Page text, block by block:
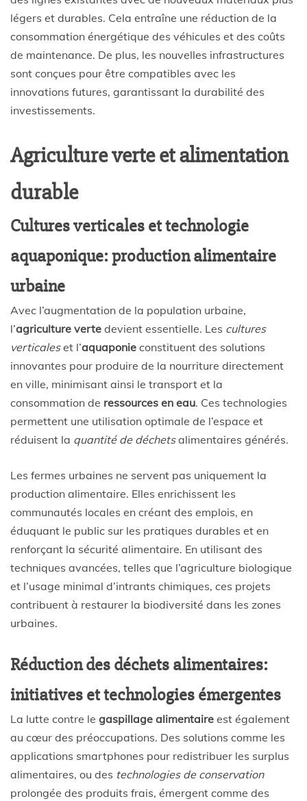
légers et durables. Cela entraîne une réduction de la
consommation énergétique des véhicules et des coûts
de maintenance. De plus, les nouvelles infrastructures
sont conçues pour être compatibles avec les
innovations futures, garantissant la durabilité des
investissements.
Agriculture verte et alimentation
durable
Cultures verticales et technologie
aquaponique: production alimentaire
urbaine
Avec l’augmentation de la population urbaine,
l’agriculture verte devient essentielle. Les cultures
verticaleset l’aquaponie constituent des solutions
innovantes pour produire de la nourriture directement
en ville, minimisant ainsi le transport et la
consommation de ressources en eau. Ces technologies
permettent une utilisation optimale de l’espace et
réduisent la quantité de déchetsalimentaires générés.
Les fermes urbaines ne servent pas uniquement la
production alimentaire. Elles enrichissent les
communautés locales en créant des emplois, en
éduquant le public sur les pratiques durables et en
renforçant la sécurité alimentaire. En utilisant des
techniques avancées, telles que l’agriculture biologique
et l’usage minimal d’intrants chimiques, ces projets
contribuent à restaurer la biodiversité dans les zones
urbaines.
Réduction des déchets alimentaires:
initiatives et technologies émergentes
La lutte contre le gaspillage alimentaire est également
au cœur des préoccupations. Des solutions comme les
applications smartphones pour redistribuer les surplus
alimentaires, ou des technologies de conservation
prolongée des produits frais, émergent comme des